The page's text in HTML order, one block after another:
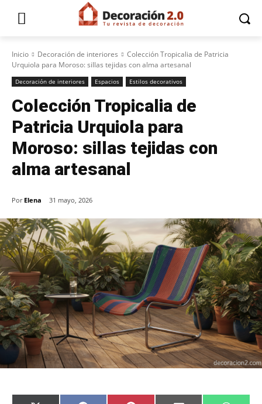
Inicio Decoración de interiores
Colección Tropicalia de Patricia
Urquiola para Moroso: sillas tejidas con alma artesanal
Decoración de interiores Espacios Estilos decorativos
Colección Tropicalia de
Patricia Urquiola para
Moroso: sillas tejidas con
alma artesanal
Por Elena 31 mayo, 2026